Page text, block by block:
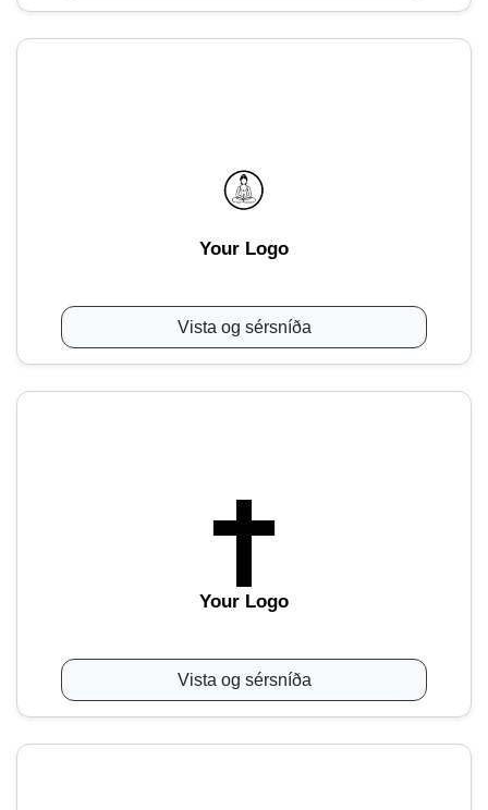
Your Logo
Vista og sérsníða
Your Logo
Vista og sérsníða